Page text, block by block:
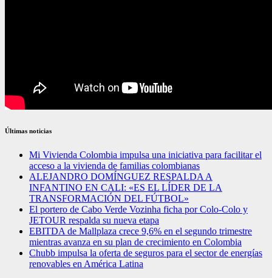
Últimas noticias
Mi Vivienda Colombia impulsa una iniciativa para facilitar el
acceso a la vivienda de familias colombianas
ALEJANDRO DOMÍNGUEZ RESPALDA A
INFANTINO EN CALI: «ES EL LÍDER DE LA
TRANSFORMACIÓN DEL FÚTBOL»
El portero de Cabo Verde Vozinha ficha por Colo-Colo y
JETOUR respalda su nueva etapa
EBITDA de Mallplaza crece 9,6% en el segundo trimestre
mientras avanza en su plan de crecimiento en Colombia
Chubb impulsa la oferta de seguros para el sector de energías
renovables en América Latina